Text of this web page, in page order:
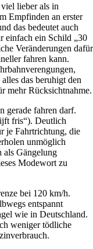
lieber als in
Empfinden an erster
das bedeutet auch
einfach ein Schild „30
Veränderungen dafür
fahren kann.
das beruhigt den
mehr Rücksichtnahme.
gerade fahren darf.
fris“). Deutlich
je Fahrtrichtung, die
unmöglich
als Gängelung
Modewort zu
bei 120 km/h.
entspannt
wie in Deutschland.
weniger tödliche